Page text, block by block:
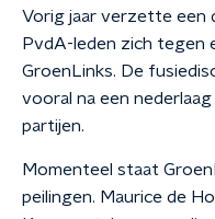
Vorig jaar verzette een
PvdA-leden zich tegen
GroenLinks. De
vooral na een
partijen.
Momenteel staat
peilingen. Maurice de